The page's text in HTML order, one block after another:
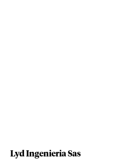
Lyd Ingenieria Sas